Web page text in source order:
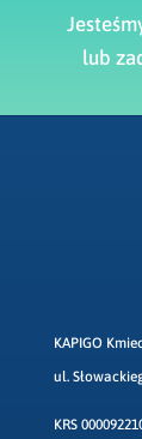
lub
KAPIGO
ul.
KRS